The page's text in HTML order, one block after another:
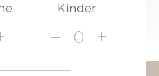
Kinder
0